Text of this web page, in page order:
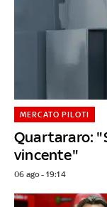
Quartararo:
vincente"
MERCATO PILOTI
06 ago - 19:14